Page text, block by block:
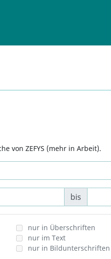
von ZEFYS (mehr in Arbeit).
bis
nur in Überschriften
nur im Text
nur in Bildunterschriften